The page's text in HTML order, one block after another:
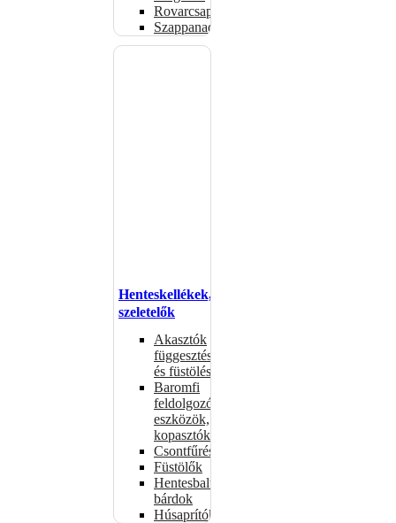
Rovarcsapdák
Szappanadagolók
Henteskellékek,
szeletelők
Akasztók
függesztéshez
és füstöléshez
Baromfi
feldolgozó
eszközök,
kopasztók
Csontfűrészek
Füstölők
Hentesbalták,
bárdok
Húsaprítók